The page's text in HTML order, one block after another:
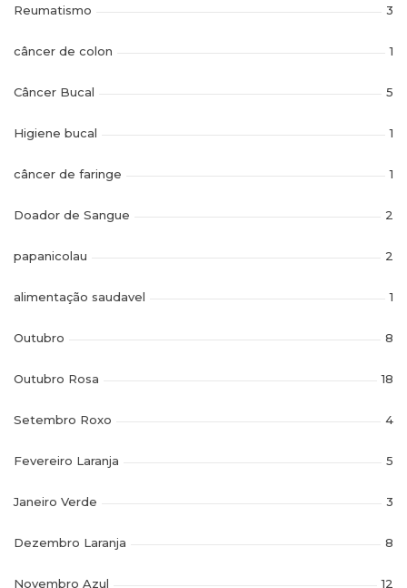
Reumatismo 3
câncer de colon 1
Câncer Bucal 5
Higiene bucal 1
câncer de faringe 1
Doador de Sangue 2
papanicolau 2
alimentação saudavel 1
Outubro 8
Outubro Rosa 18
Setembro Roxo 4
Fevereiro Laranja 5
Janeiro Verde 3
Dezembro Laranja 8
Novembro Azul 12